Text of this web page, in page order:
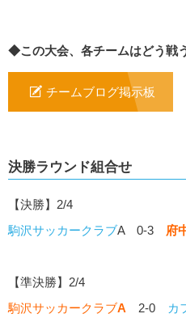
◆この大会、各チームはどう戦
チームブログ掲示板
決勝ラウンド組合せ
【決勝】2/4
駒沢サッカークラブA 0-3 府
【準決勝】2/4
駒沢サッカークラブA 2-0
カ